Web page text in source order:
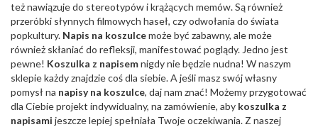
też nawiązuje do stereotypów i krążących memów. Są również
przeróbki słynnych filmowych haseł, czy odwołania do świata
popkultury. Napis na koszulcemoże być zabawny, ale może
również skłaniać do refleksji, manifestować poglądy. Jedno jest
pewne! Koszulka z napisemnigdy nie będzie nudna! W naszym
sklepie każdy znajdzie coś dla siebie. A jeśli masz swój własny
pomysł na napisy na koszulce, daj nam znać! Możemy przygotować
dla Ciebie projekt indywidualny, na zamówienie, aby koszulka z
napisami jeszcze lepiej spełniała Twoje oczekiwania. Z naszej